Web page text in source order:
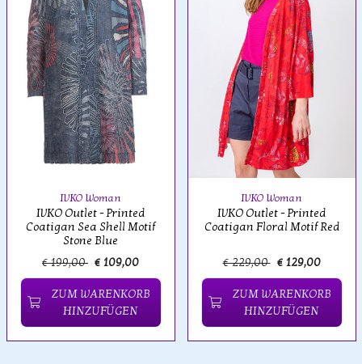
IVKO Woman
IVKO Outlet - Printed
Coatigan Sea Shell Motif
Stone Blue
€ 199,00 € 109,00
ZUM WARENKORB
HINZUFÜGEN
IVKO Woman
IVKO Outlet - Printed
Coatigan Floral Motif Red
€ 229,00 € 129,00
ZUM WARENKORB
HINZUFÜGEN